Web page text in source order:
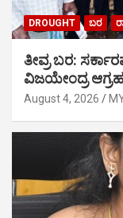
DROUGHT ಬರ
ತೀವ್ರ ಬರ:
ವಿಜಯೇಂದ್ರ ಆಗ್ರಹ
August 4, 2026